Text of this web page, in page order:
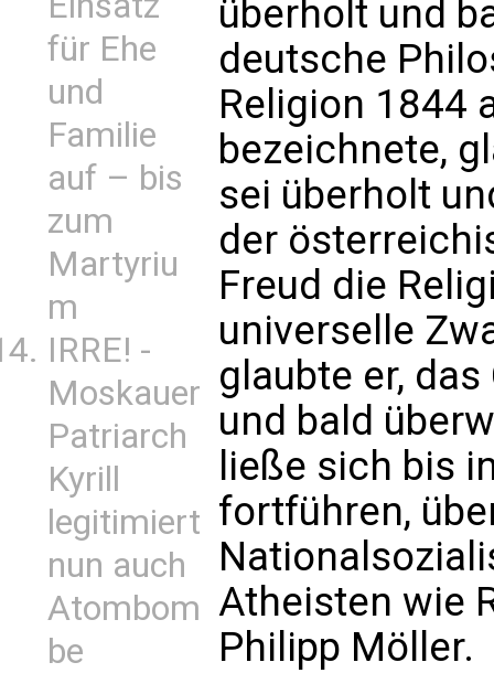
für Ehe
und
Familie
auf – bis
zum
Martyriu
m
IRRE! -
Moskauer
Patriarch
Kyrill
legitimiert
nun auch
Atombom
be
überholt und
deutsche
Religion 1844
bezeichnete,
sei überholt
der
Freud die
universelle
glaubte er,
und bald
ließe sich bis
fortführen,
Atheisten wie
Philipp Möller.